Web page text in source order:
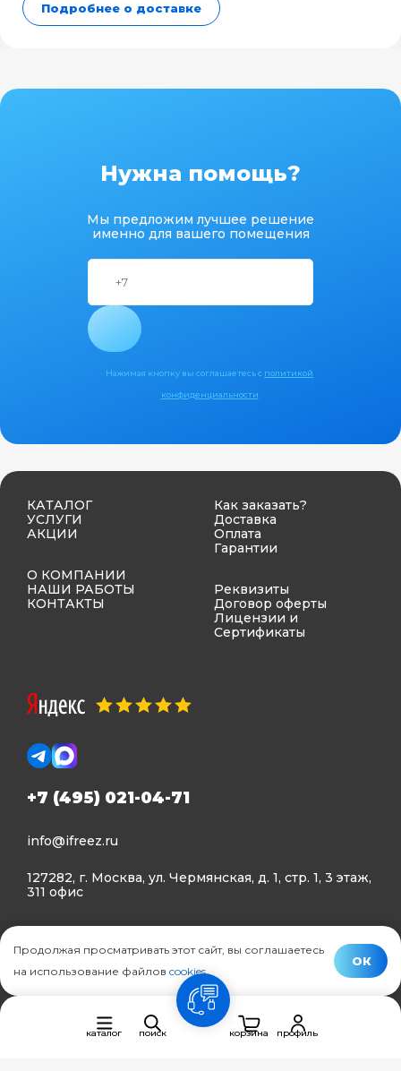
Подробнее о доставке
Нужна помощь?
Мы предложим лучшее решение
именно для вашего помещения
Нажимая кнопку вы соглашаетесь с политикой
конфиденциальности
КАТАЛОГ
УСЛУГИ
АКЦИИ
О КОМПАНИИ
НАШИ РАБОТЫ
КОНТАКТЫ
Как заказать?
Доставка
Оплата
Гарантии
Реквизиты
Договор оферты
Лицензии и
Сертификаты
+7 (495) 021-04-71
info@ifreez.ru
127282, г. Москва, ул. Чермянская, д. 1, стр. 1, 3 этаж,
311 офис
Политика конфиденциальности
© Ifreez - продажа и установка климатической техники,
каталог поиск
связь
корзина
профиль
Продолжая просматривать этот сайт, вы соглашаетесь
на использование файлов cookies.
ОК